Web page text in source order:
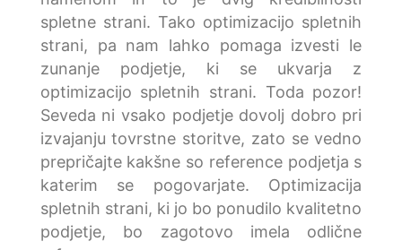
spletne strani. Tako optimizacijo spletnih
strani, pa nam lahko pomaga izvesti le
zunanje podjetje, ki se ukvarja z
optimizacijo spletnih strani. Toda pozor!
Seveda ni vsako podjetje dovolj dobro pri
izvajanju tovrstne storitve, zato se vedno
prepričajte kakšne so reference podjetja s
katerim se pogovarjate. Optimizacija
spletnih strani, ki jo bo ponudilo kvalitetno
podjetje, bo zagotovo imela odlične